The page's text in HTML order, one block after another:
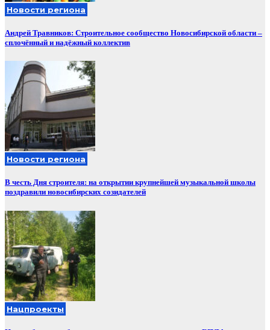
Новости региона
Андрей Травников: Строительное сообщество Новосибирской области –
сплочённый и надёжный коллектив
Новости региона
В честь Дня строителя: на открытии крупнейшей музыкальной школы
поздравили новосибирских созидателей
Нацпроекты